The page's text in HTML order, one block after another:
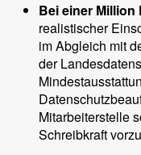
Bei einer
realistischer
im Abgleich mit
der
Mitarbeiterstelle
Schreibkraft